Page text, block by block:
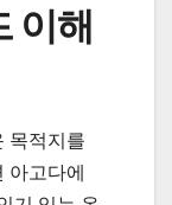
이해
목적지를
아고다에